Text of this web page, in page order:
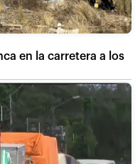
en la carretera a los